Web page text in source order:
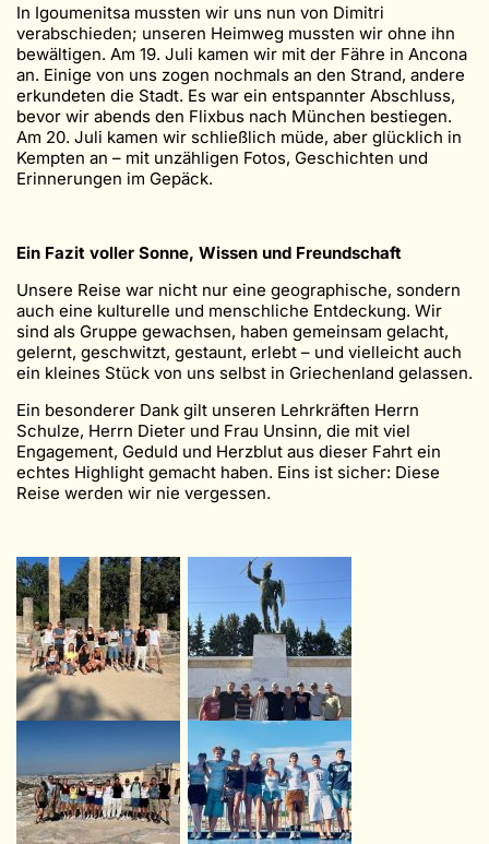
In Igoumenitsa mussten wir uns nun von Dimitri
verabschieden; unseren Heimweg mussten wir ohne ihn
bewältigen. Am 19. Juli kamen wir mit der Fähre in Ancona
an. Einige von uns zogen nochmals an den Strand, andere
erkundeten die Stadt. Es war ein entspannter Abschluss,
bevor wir abends den Flixbus nach München bestiegen.
Am 20. Juli kamen wir schließlich müde, aber glücklich in
Kempten an – mit unzähligen Fotos, Geschichten und
Erinnerungen im Gepäck.
Ein Fazit voller Sonne, Wissen und Freundschaft
Unsere Reise war nicht nur eine geographische, sondern
auch eine kulturelle und menschliche Entdeckung. Wir
sind als Gruppe gewachsen, haben gemeinsam gelacht,
gelernt, geschwitzt, gestaunt, erlebt – und vielleicht auch
ein kleines Stück von uns selbst in Griechenland gelassen.
Ein besonderer Dank gilt unseren Lehrkräften Herrn
Schulze, Herrn Dieter und Frau Unsinn, die mit viel
Engagement, Geduld und Herzblut aus dieser Fahrt ein
echtes Highlight gemacht haben. Eins ist sicher: Diese
Reise werden wir nie vergessen.